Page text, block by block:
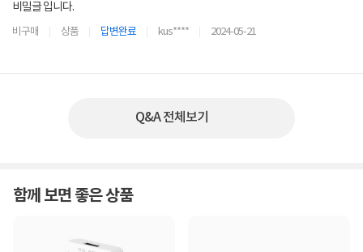
비밀글 입니다.
비구매 상품 답변완료 kus**** 2024-05-21
Q&A 전체보기
함께 보면 좋은 상품